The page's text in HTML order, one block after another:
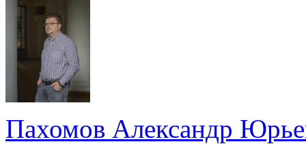
Пахомов Александр